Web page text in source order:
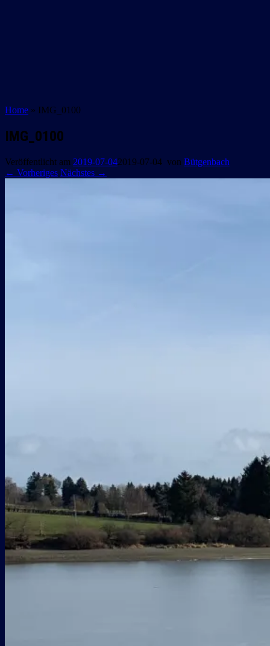
Home » IMG_0100
IMG_0100
Veröffentlicht am 2019-07-042019-07-04 von Bütgenbach
← Vorheriges Nächstes →